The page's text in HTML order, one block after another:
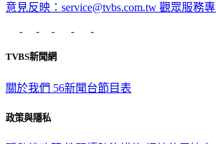
意見反映：service@tvbs.com.tw 觀眾服務專
TVBS新聞網
關於我們 56新聞台節目表
政策與隱私